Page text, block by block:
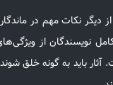
دیگر نکات مهم در
نویسندگان از
باید به گونه‌ خلق